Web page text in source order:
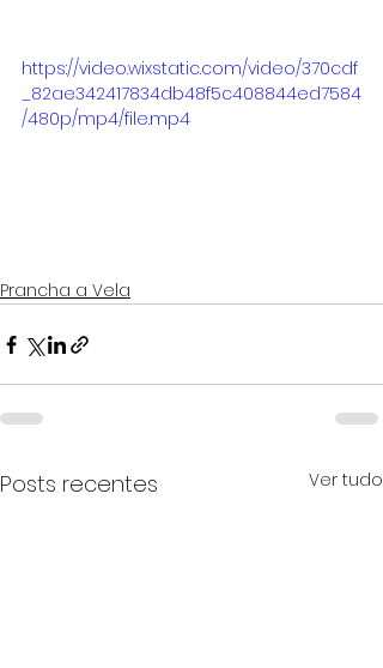
https://video.wixstatic.com/video/370cdf
_82ae342417834db48f5c408844ed7584
/480p/mp4/file.mp4
Prancha a Vela
Posts recentes Ver tudo